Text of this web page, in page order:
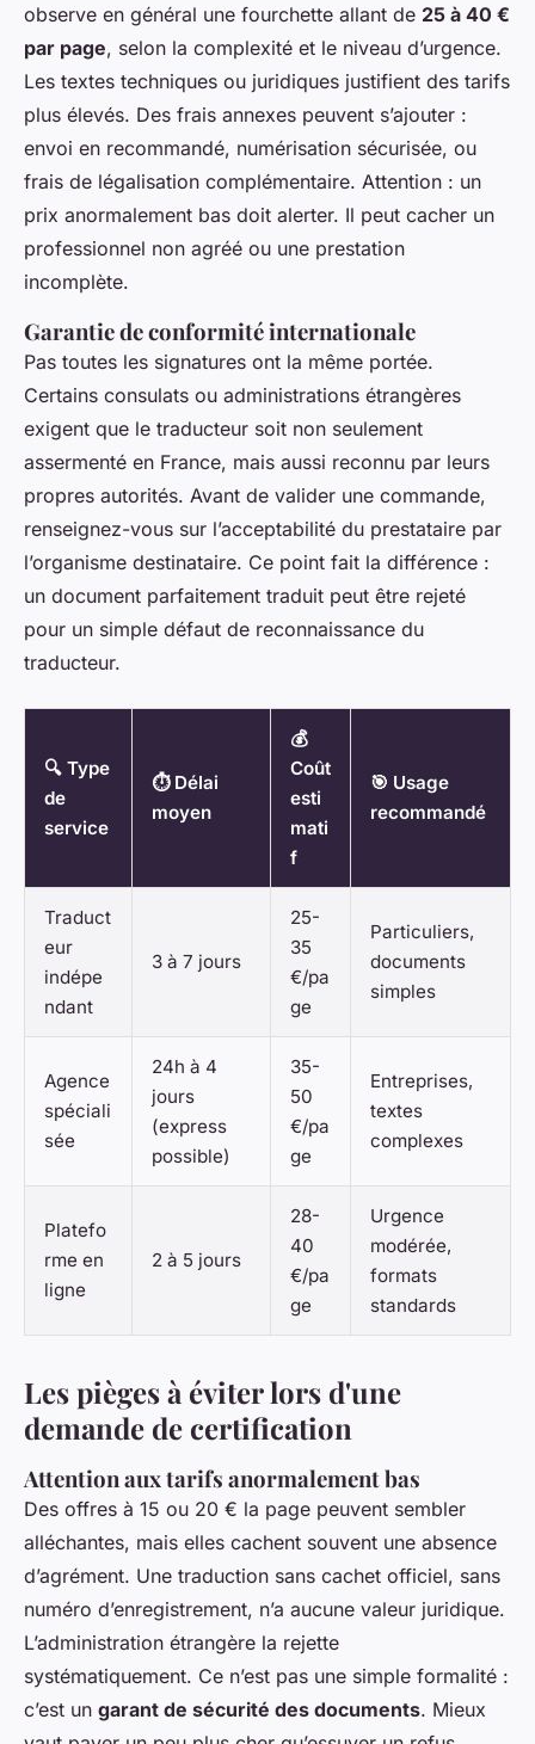
observe en général une fourchette allant de 25 à 40 €
par page, selon la complexité et le niveau d’urgence.
Les textes techniques ou juridiques justifient des tarifs
plus élevés. Des frais annexes peuvent s’ajouter :
envoi en recommandé, numérisation sécurisée, ou
frais de légalisation complémentaire. Attention : un
prix anormalement bas doit alerter. Il peut cacher un
professionnel non agréé ou une prestation
incomplète.
Garantie de conformité internationale
Pas toutes les signatures ont la même portée.
Certains consulats ou administrations étrangères
exigent que le traducteur soit non seulement
assermenté en France, mais aussi reconnu par leurs
propres autorités. Avant de valider une commande,
renseignez-vous sur l’acceptabilité du prestataire par
l’organisme destinataire. Ce point fait la différence :
un document parfaitement traduit peut être rejeté
pour un simple défaut de reconnaissance du
traducteur.
🔍 Type
de
service
⏱️ Délai
moyen
💰
Coût
esti
mati
f
🎯 Usage
recommandé
Traduct
eur
indépe
ndant
3 à 7 jours
25-
35
€/pa
ge
Particuliers,
documents
simples
Agence
spéciali
sée
24h à 4
jours
(express
possible)
35-
50
€/pa
ge
Entreprises,
textes
complexes
Platefo
rme en
ligne
2 à 5 jours
28-
40
€/pa
ge
Urgence
modérée,
formats
standards
Les pièges à éviter lors d'une
demande de certification
Attention aux tarifs anormalement bas
Des offres à 15 ou 20 € la page peuvent sembler
alléchantes, mais elles cachent souvent une absence
d’agrément. Une traduction sans cachet officiel, sans
numéro d’enregistrement, n’a aucune valeur juridique.
L’administration étrangère la rejette
systématiquement. Ce n’est pas une simple formalité :
c’est un garant de sécurité des documents. Mieux